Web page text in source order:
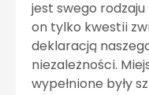
jest swego
on tylko kwestii
deklaracją
niezależności.
wypełnione były